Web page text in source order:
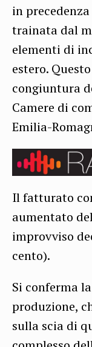
in
trainata dal
elementi di
estero.
congiuntura
Camere di
Emilia-
Il fatturato
aumentato
improvviso
cento).
Si conferma
produzione,
sulla scia di